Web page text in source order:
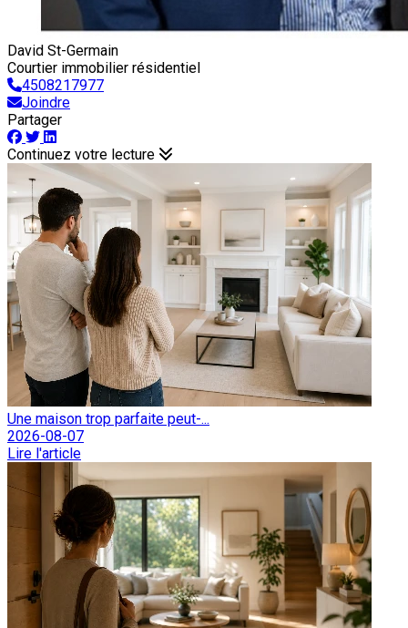
David St-Germain
Courtier immobilier résidentiel
4508217977
Joindre
Partager
Continuez votre lecture
Une maison trop parfaite peut-...
2026-08-07
Lire l'article